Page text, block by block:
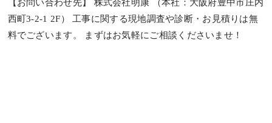
【お問い合わせ先】 株式会社明康 （本社：大阪府豊中市庄内
西町3-2-1 2F） 工事に関する現地調査や診断・お見積りは無
料でございます。 まずはお気軽にご相談くださいませ！